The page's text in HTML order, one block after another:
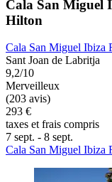
Cala San Miguel
Hilton
Cala San Miguel Ibiza
Sant Joan de Labritja
9,2/10
Merveilleux
(203 avis)
293 €
taxes et frais compris
7 sept. - 8 sept.
Cala San Miguel Ibiza